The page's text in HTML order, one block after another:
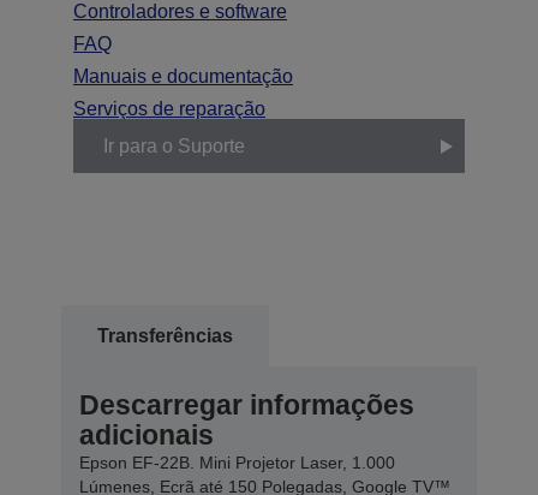
Controladores e software
FAQ
Manuais e documentação
Serviços de reparação
Ir para o Suporte
Transferências
Descarregar informações
adicionais
Epson EF-22B. Mini Projetor Laser, 1.000
Lúmenes, Ecrã até 150 Polegadas, Google TV™